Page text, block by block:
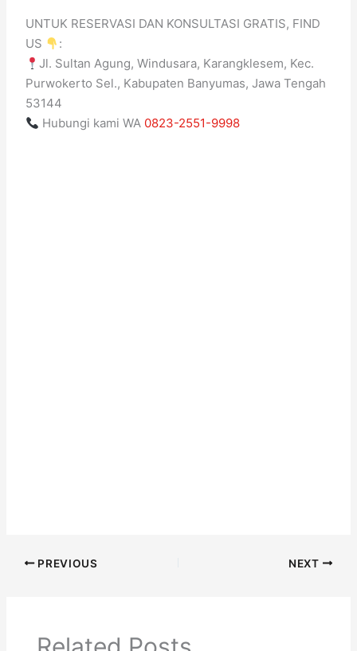
UNTUK RESERVASI DAN KONSULTASI GRATIS, FIND
US
:
Jl. Sultan Agung, Windusara, Karangklesem, Kec.
Purwokerto Sel., Kabupaten Banyumas, Jawa Tengah
53144
Hubungi kami WA 0823-2551-9998
PREVIOUS NEXT